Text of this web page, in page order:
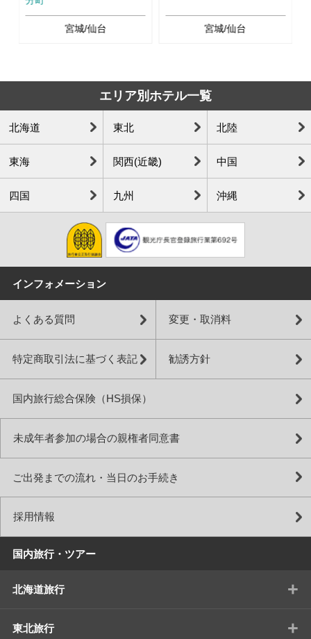
宮城/仙台 宮城/仙台
エリア別ホテル一覧
北海道 東北 北陸
東海 関西(近畿) 中国
四国 九州 沖縄
インフォメーション
よくある質問 変更・取消料
特定商取引法に基づく表記 勧誘方針
国内旅行総合保険（HS損保）
未成年者参加の場合の親権者同意書
ご出発までの流れ・当日のお手続き
採用情報
国内旅行・ツアー
北海道旅行 +
東北旅行 +